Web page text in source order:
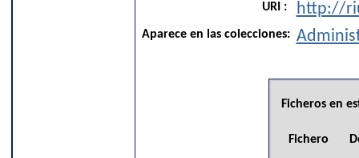
URI : http://
Aparece en las colecciones:
Ficheros en
Fichero